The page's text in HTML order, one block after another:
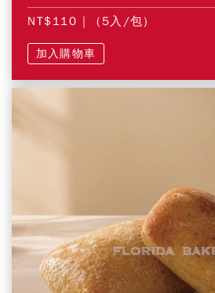
NT$110 | (5入/包)
加入購物車